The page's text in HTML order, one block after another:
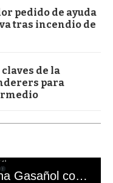
pedido de ayuda
tras incendio de
de la
para
El mal momento de Yanina Gasañol con un hincha argentino en "Subrayado"